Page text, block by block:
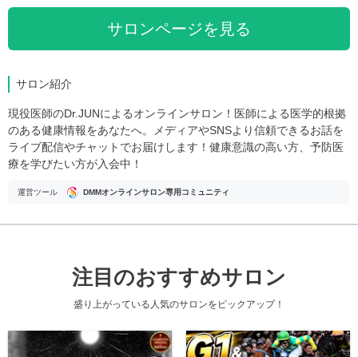
サロンページを見る
サロン紹介
現役医師のDr.JUNによるオンラインサロン！医師による医学的根拠
のある健康情報をあなたへ。メディアやSNSより信頼できるお話を
ライブ配信やチャットでお届けします！健康意識の高い方、予防医
療を学びたい方が入会中！
運営ツール DMMオンラインサロン専用コミュニティ
注目のおすすめサロン
盛り上がっている人気のサロンをピックアップ！